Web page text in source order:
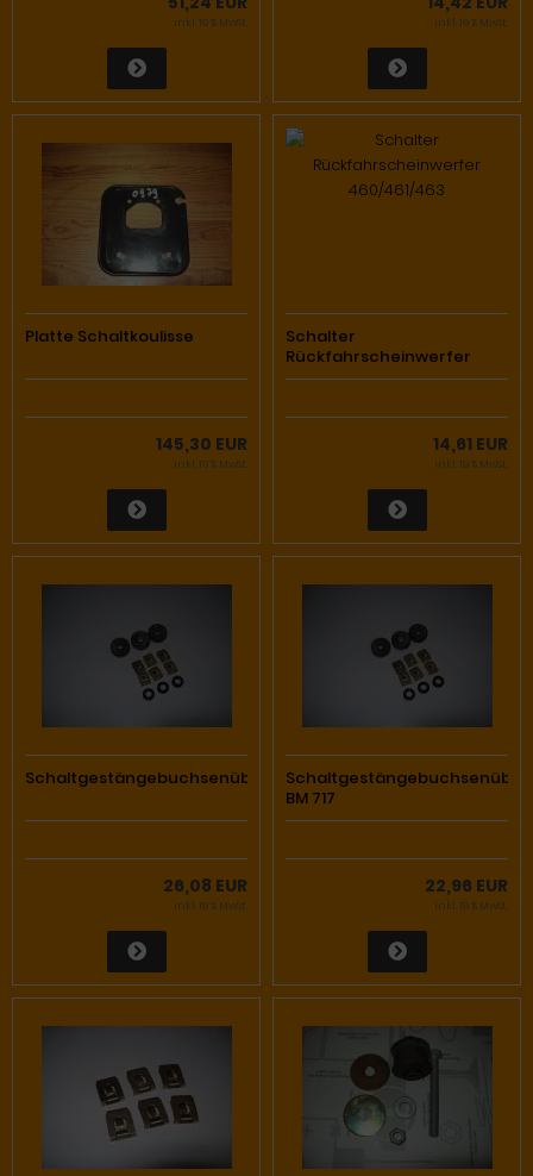
inkl. 19 % MwSt. inkl. 19 % MwSt.
Platte Schaltkoulisse
145,30 EUR
inkl. 19 % MwSt.
Schalter
Rückfahrscheinwerfer
460/461/463
14,61 EUR
inkl. 19 % MwSt.
Schaltgestängebuchsenüberholset
26,08 EUR
inkl. 19 % MwSt.
BM 717
22,96 EUR
inkl. 19 % MwSt.